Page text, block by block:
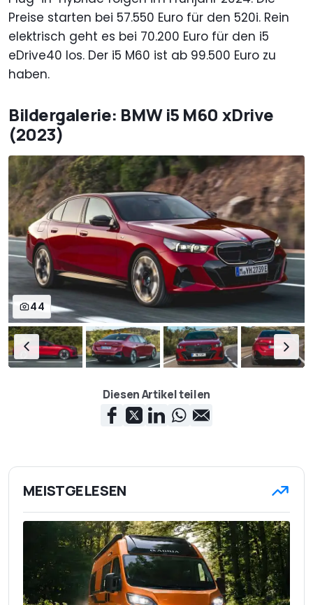
Preise starten bei 57.550 Euro für den 520i. Rein
elektrisch geht es bei 70.200 Euro für den i5
eDrive40 los. Der i5 M60 ist ab 99.500 Euro zu
haben.
Bildergalerie: BMW i5 M60 xDrive
(2023)
44
Diesen Artikel teilen
MEISTGELESEN